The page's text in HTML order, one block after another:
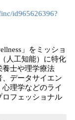
id965626396?
」をミッショ
⼈⼯知能）に特化
養士や理学療法
データサイエン
理学などのライ
ロフェッショナル